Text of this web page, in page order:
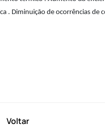
. Diminuição de ocorrências de
Voltar